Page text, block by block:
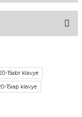
15abr klavye
15ıap klavye